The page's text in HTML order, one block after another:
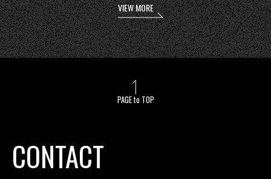
VIEW MORE
PAGE to TOP
CONTACT